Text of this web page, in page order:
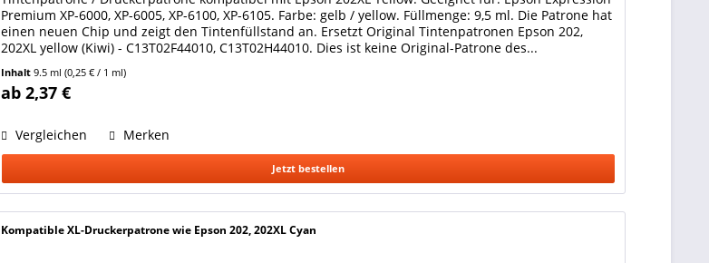
Premium XP-6000, XP-6005, XP-6100, XP-6105. Farbe: gelb / yellow. Füllmenge: 9,5 ml. Die Patrone hat
einen neuen Chip und zeigt den Tintenfüllstand an. Ersetzt Original Tintenpatronen Epson 202,
202XL yellow (Kiwi) - C13T02F44010, C13T02H44010. Dies ist keine Original-Patrone des...
Inhalt9.5 ml(0,25 € / 1 ml)
ab 2,37 €
Vergleichen Merken
Jetzt bestellen
Kompatible XL-Druckerpatrone wie Epson 202, 202XL Cyan